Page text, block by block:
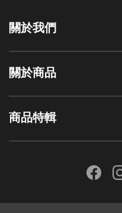
關於我們
關於商品
商品特輯